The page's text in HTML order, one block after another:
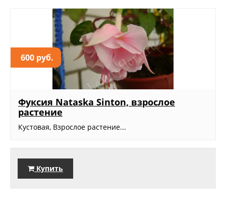
600 руб.
Фуксия Nataska Sinton, взрослое
растение
Кустовая, Взрослое растение...
Купить